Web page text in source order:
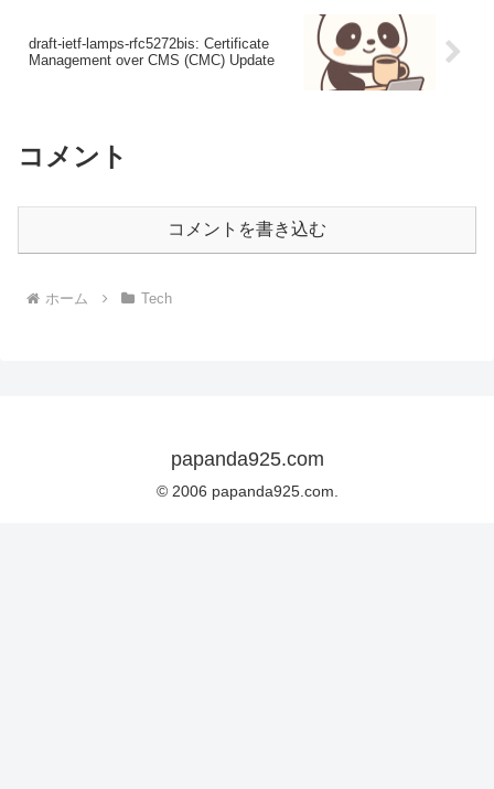
draft-ietf-lamps-rfc5272bis: Certificate
Management over CMS (CMC) Update
コメント
コメントを書き込む
ホーム Tech
papanda925.com
© 2006 papanda925.com.